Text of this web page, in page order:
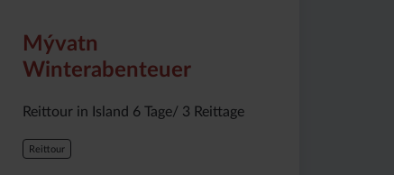
Mývatn
Winterabenteuer
Reittour in Island 6 Tage/ 3 Reittage
Reittour
€